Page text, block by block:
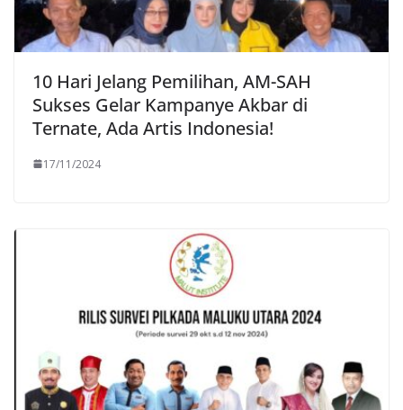
10 Hari Jelang Pemilihan, AM-SAH
Sukses Gelar Kampanye Akbar di
Ternate, Ada Artis Indonesia!
17/11/2024